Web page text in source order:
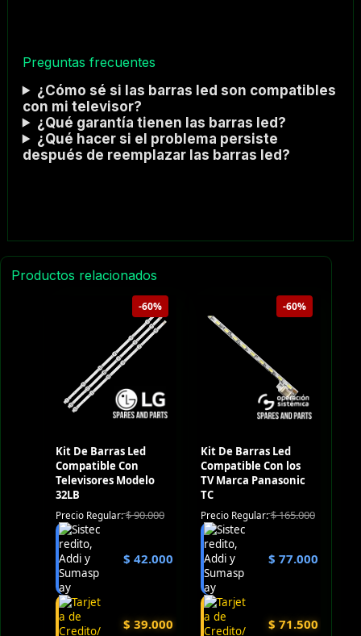
Preguntas frecuentes
¿Cómo sé si las barras led son compatibles
con mi televisor?
¿Qué garantía tienen las barras led?
¿Qué hacer si el problema persiste
después de reemplazar las barras led?
Productos relacionados
-60%
Kit De Barras Led
Compatible Con
Televisores Modelo
32LB
Precio Regular:$90.000
$ 42.000
$ 39.000
-60%
Kit De Barras Led
Compatible Con los
TV Marca Panasonic
TC
Precio Regular:$165.000
$ 77.000
$ 71.500